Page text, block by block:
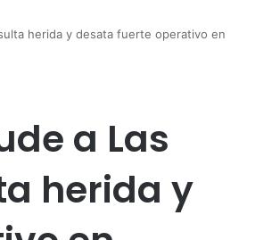
herida y desata fuerte operativo en
a Las
herida y